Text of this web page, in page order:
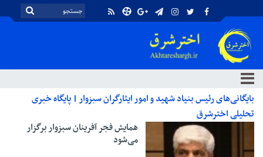
بایگانی‌های رئیس بنیاد شهید و امور ایثارگران سبزوار | پایگاه خبری
تحلیلی اخترشرق
همایش فجر آفرینان سبزوار برگزار
می‌شود